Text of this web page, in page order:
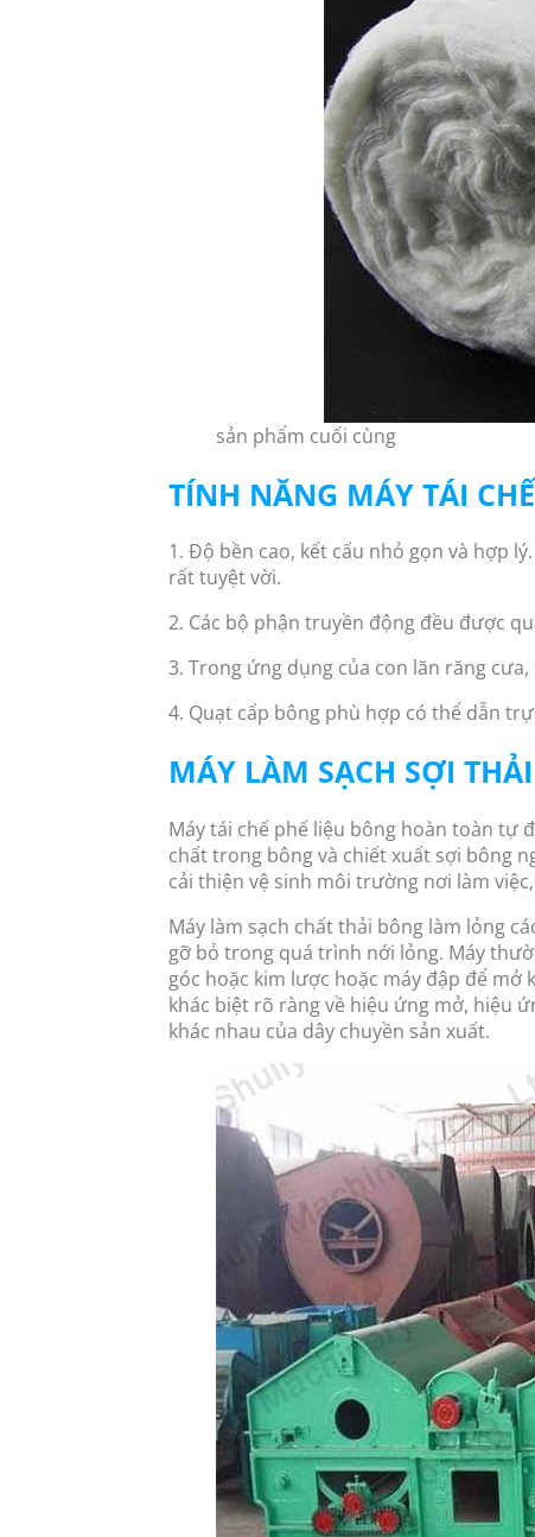
sản phẩm cuối cùng
TÍNH NĂNG MÁY TÁI
1. Độ bền cao, kết cấu nhỏ gọn và hợp
rất tuyệt vời.
2. Các bộ phận truyền động đều được
3. Trong ứng dụng của con lăn răng
4. Quạt cấp bông phù hợp có thể dẫn
MÁY LÀM SẠCH SỢI
Máy tái chế phế liệu bông hoàn toàn tự
chất trong bông và chiết xuất sợi bông
cải thiện vệ sinh môi trường nơi làm
Máy làm sạch chất thải bông làm lỏng
gỡ bỏ trong quá trình nới lỏng. Máy
góc hoặc kim lược hoặc máy đập để mở
khác biệt rõ ràng về hiệu ứng mở, hiệu
khác nhau của dây chuyền sản xuất.